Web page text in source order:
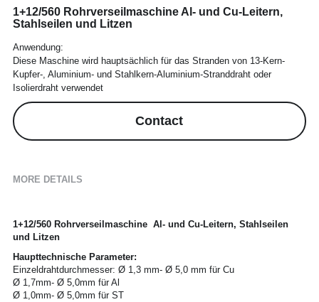
Payoff&Take-up
Taping Machine
Haul-off Machine
Extruder Parts
35KV CCV Line
News
Español
1+12/560 Rohrverseilmaschine Al- und Cu-Leitern,
Stahlseilen und Litzen
Anwendung:
Diese Maschine wird hauptsächlich für das Stranden von 13-Kern-
Kupfer-, Aluminium- und Stahlkern-Aluminium-Stranddraht oder
Isolierdraht verwendet
Contact
MORE DETAILS
1+12/560 Rohrverseilmaschine  Al- und Cu-Leitern, Stahlseilen
und Litzen
Haupttechnische Parameter:
Einzeldrahtdurchmesser: Ø 1,3 mm- Ø 5,0 mm für Cu
Ø 1,7mm- Ø 5,0mm für Al
Ø 1,0mm- Ø 5,0mm für ST